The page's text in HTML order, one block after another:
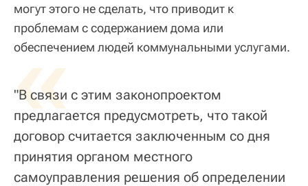
могут этого не сделать, что приводит к
проблемам с содержанием дома или
обеспечением людей коммунальными услугами.
«
"В связи с этим законопроектом
предлагается предусмотреть, что такой
договор считается заключенным со дня
принятия органом местного
самоуправления решения об определении